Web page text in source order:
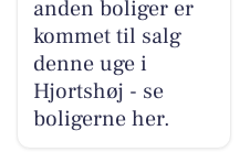
anden boliger er
kommet til salg
denne uge i
Hjortshøj - se
boligerne her.